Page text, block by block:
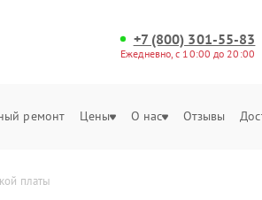
+7 (800) 301-55-83
Ежедневно, с 10:00 до 20:00
ремонт Цены О нас Отзывы
платы